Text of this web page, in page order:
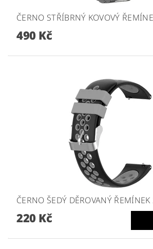
ČERNO STŘÍBRNÝ KOVOVÝ
490 Kč
ČERNO ŠEDÝ DĚROVANÝ
220 Kč